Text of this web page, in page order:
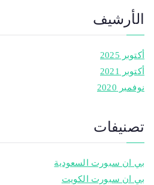
الأرشيف
أكتوبر 2025
أكتوبر 2021
نوفمبر 2020
تصنيفات
بي ان سبورت السعودية
بي ان سبورت الكويت